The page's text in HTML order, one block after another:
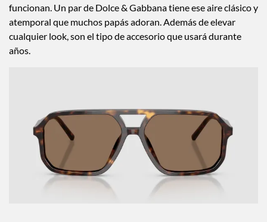
funcionan. Un par de Dolce & Gabbana tiene ese aire clásico y
atemporal que muchos papás adoran. Además de elevar
cualquier look, son el tipo de accesorio que usará durante
años.